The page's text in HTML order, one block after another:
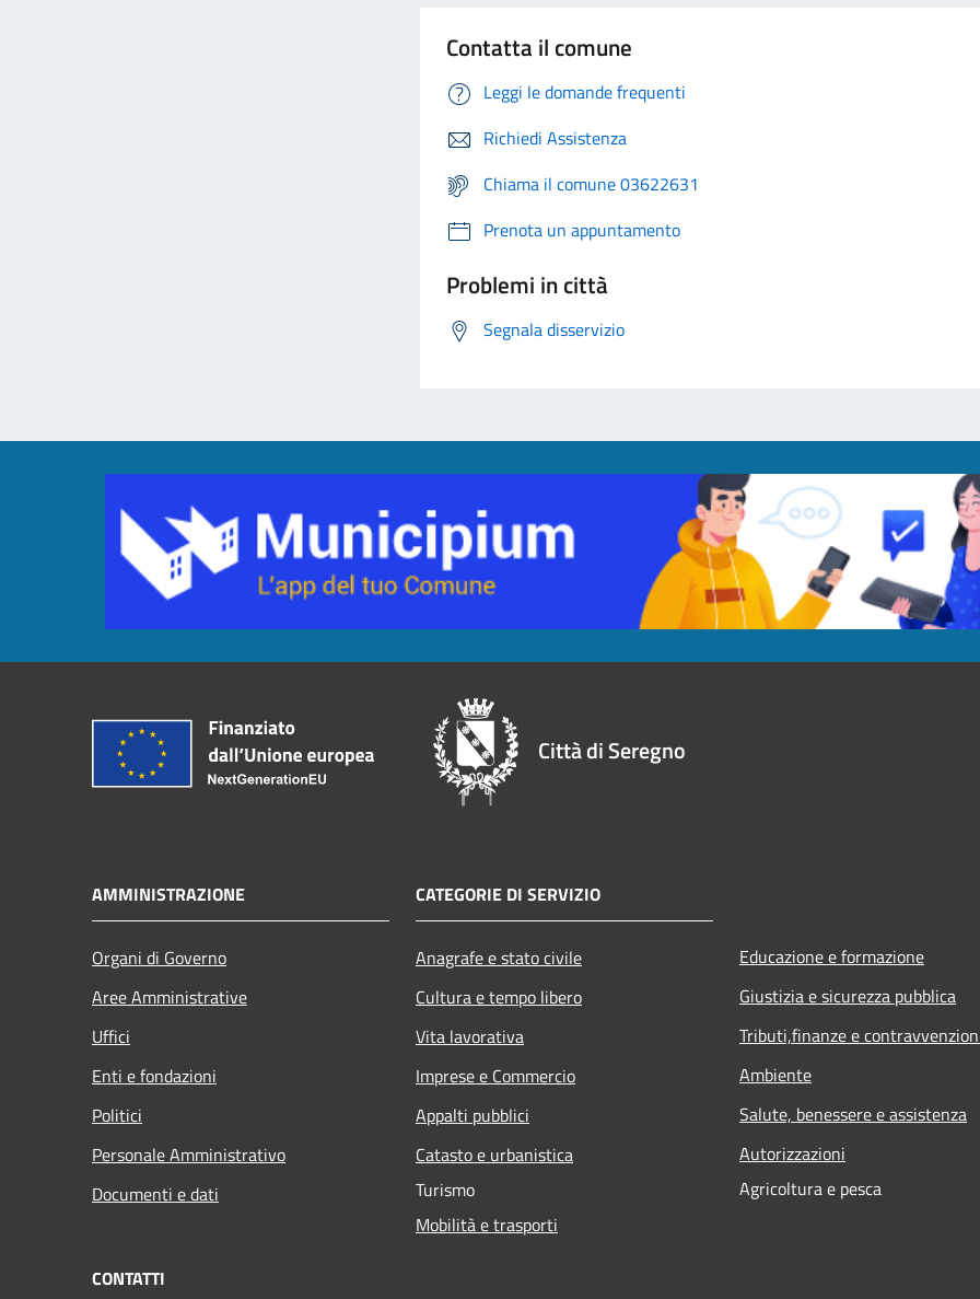
Contatta il comune
Leggi le domande frequenti
Richiedi Assistenza
Chiama il comune 03622631
Prenota un appuntamento
Problemi in città
Segnala disservizio
Città di Seregno
AMMINISTRAZIONE
Organi di Governo
Aree Amministrative
Uffici
Enti e fondazioni
Politici
Personale Amministrativo
Documenti e dati
CATEGORIE DI SERVIZIO
Anagrafe e stato civile
Cultura e tempo libero
Vita lavorativa
Imprese e Commercio
Appalti pubblici
Catasto e urbanistica
Turismo
Mobilità e trasporti
Educazione e formazione
Giustizia e sicurezza pubblica
Tributi,finanze e
Ambiente
Salute, benessere e assistenza
Autorizzazioni
Agricoltura e pesca
CONTATTI